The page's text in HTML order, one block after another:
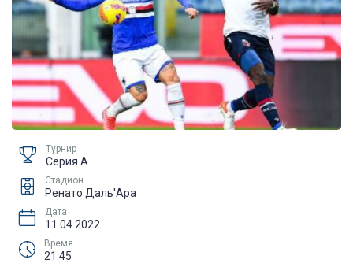
Турнир
Серия А
Стадион
Ренато Даль'Ара
Дата
11.04.2022
Время
21:45